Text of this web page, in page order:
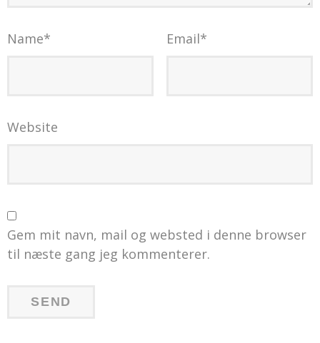
Name* Email*
Website
Gem mit navn, mail og websted i denne browser
til næste gang jeg kommenterer.